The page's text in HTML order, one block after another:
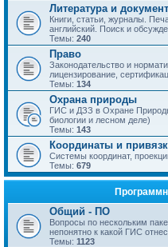
Литература и
Книги, статьи, журналы.
английский. Поиск и
Темы: 240
Право
Законодательство и
лицензирование,
Темы: 134
Охрана природы
ГИС и ДЗЗ в Охране
биологии и лесном деле)
Темы: 143
Координаты и
Системы координат,
Темы: 679
Общий - ПО
Вопросы по нескольким
непонятно к какой ГИС
Темы: 1123